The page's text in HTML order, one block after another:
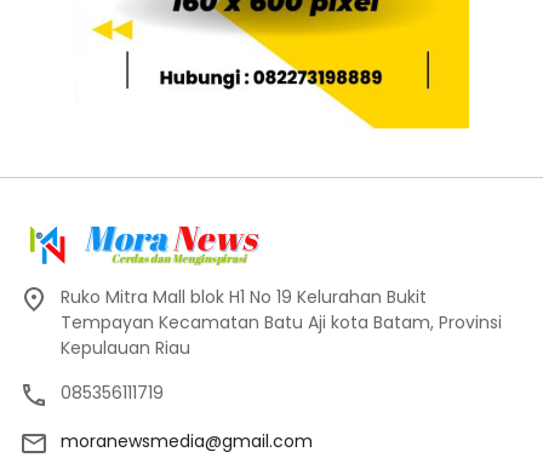
Ruko Mitra Mall blok H1 No 19 Kelurahan Bukit
Tempayan Kecamatan Batu Aji kota Batam, Provinsi
Kepulauan Riau
085356111719
moranewsmedia@gmail.com